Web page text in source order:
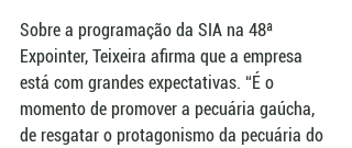
Sobre a programação da SIA na 48ª
Expointer, Teixeira afirma que a empresa
está com grandes expectativas. “É o
momento de promover a pecuária gaúcha,
de resgatar o protagonismo da pecuária do